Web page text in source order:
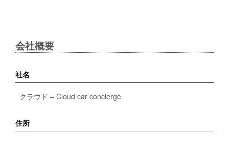
会社概要
社名
クラウド – Cloud car concierge
住所